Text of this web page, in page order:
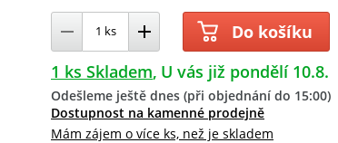
Do košíku
1 ks Skladem U vás již pondělí 10.8.
Odešleme ještě dnes (při objednání do 15:00)
Dostupnost na kamenné prodejně
Mám zájem o více ks, než je skladem